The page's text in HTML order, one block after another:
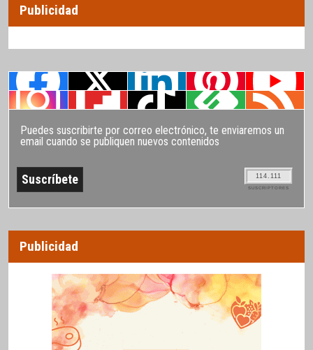
Publicidad
Puedes suscribirte por correo electrónico, te enviaremos un
email cuando se publiquen nuevos contenidos
114.111
SUSCRIPTORES
Publicidad